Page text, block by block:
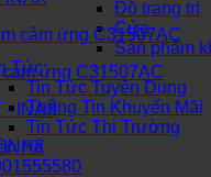
Đồ trang trí
Cửa
Sản phẩm
Tức
Tin Tức Tuyển Dụng
Thông Tin Khuyến Mãi
Tin Tức Thị Trường
Hệ
ứng C31507AC
INAX